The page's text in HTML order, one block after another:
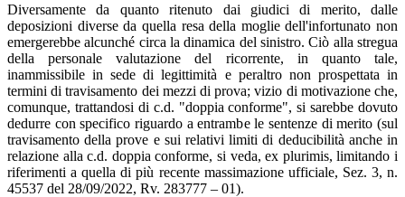
Diversamente da quanto ritenuto dai giudici di merito, dalle
deposizioni diverse da quella resa della moglie dell'infortunato non
emergerebbe alcunché circa la dinamica del sinistro. Ciò alla stregua
della personale valutazione del ricorrente, in quanto tale,
inammissibile in sede di legittimità e peraltro non prospettata in
termini di travisamento dei mezzi di prova; vizio di motivazione che,
comunque, trattandosi di c.d. "doppia conforme", si sarebbe dovuto
dedurre con specifico riguardo a entrambe le sentenze di merito (sul
travisamento della prove e sui relativi limiti di deducibilità anche in
relazione alla c.d. doppia conforme, si veda, ex plurimis, limitando i
riferimenti a quella di più recente massimazione ufficiale, Sez. 3, n.
45537 del 28/09/2022, Rv. 283777 – 01).